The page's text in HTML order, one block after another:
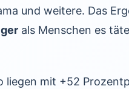
und weitere. Das
als Menschen es
liegen mit +52